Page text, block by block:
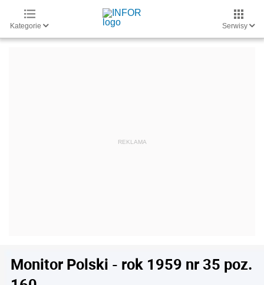
Kategorie Serwisy
Monitor Polski - rok 1959 nr 35 poz.